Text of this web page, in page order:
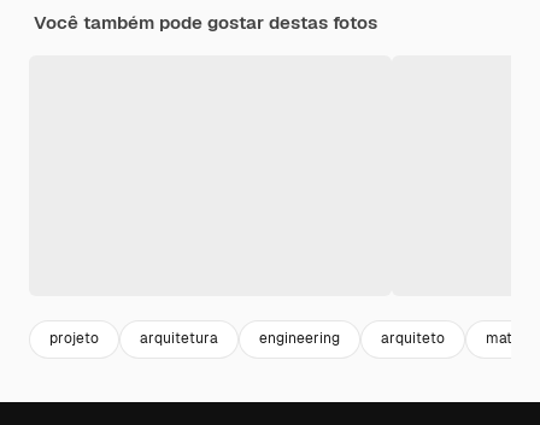
Você também pode gostar destas fotos
projeto arquitetura engineering arquiteto